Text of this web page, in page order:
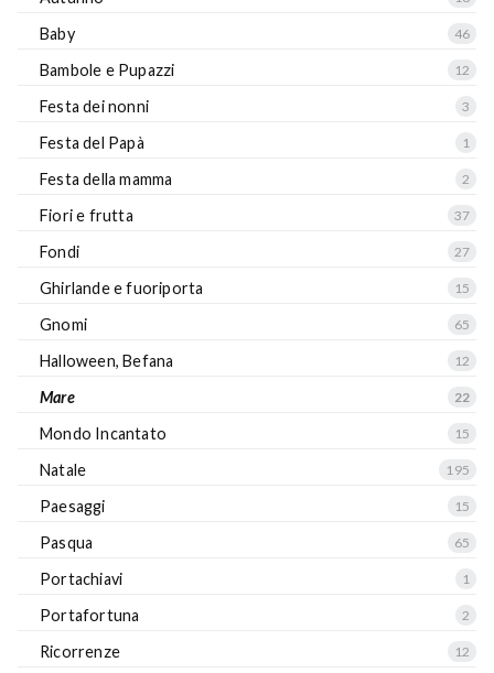
Baby 46
Bambole e Pupazzi 12
Festa dei nonni 3
Festa del Papà 1
Festa della mamma 2
Fiori e frutta 37
Fondi 27
Ghirlande e fuoriporta 15
Gnomi 65
Halloween, Befana 12
Mare 22
Mondo Incantato 15
Natale 195
Paesaggi 15
Pasqua 65
Portachiavi 1
Portafortuna 2
Ricorrenze 12